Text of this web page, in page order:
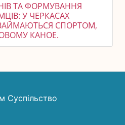
ТА ФОРМУВАННЯ
У ЧЕРКАСАХ
СПОРТОМ,
КАНОЕ.
Суспільство